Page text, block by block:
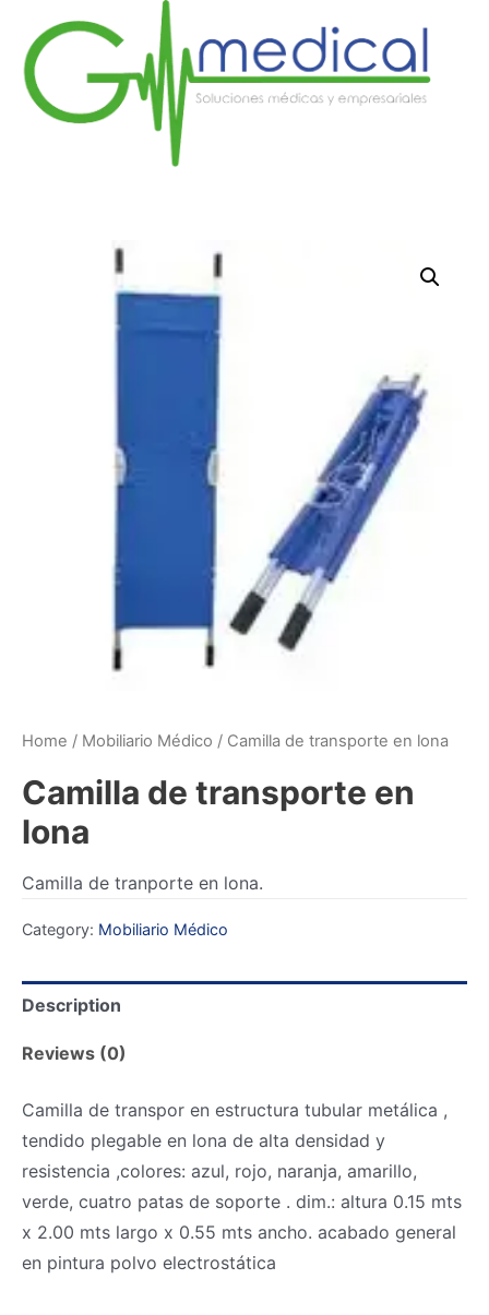
Home / Mobiliario Médico / Camilla de transporte en lona
Camilla de transporte en
lona
Camilla de tranporte en lona.
Category: Mobiliario Médico
Description
Reviews (0)
Camilla de transpor en estructura tubular metálica ,
tendido plegable en lona de alta densidad y
resistencia ,colores: azul, rojo, naranja, amarillo,
verde, cuatro patas de soporte . dim.: altura 0.15 mts
x 2.00 mts largo x 0.55 mts ancho. acabado general
en pintura polvo electrostática